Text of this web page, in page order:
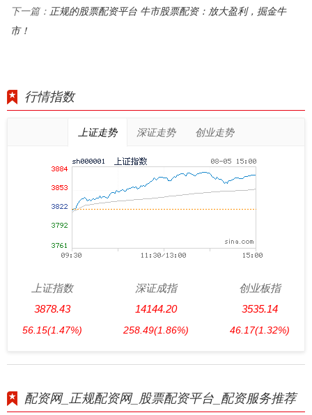
下一篇： 正规的股票配资平台 牛市股票配资：放大盈利，掘金牛
市！
行情指数
上证走势 深证走势 创业走势
上证指数
3878.43
56.15(1.47%)
深证成指
14144.20
258.49(1.86%)
创业板指
3535.14
46.17(1.32%)
配资网_正规配资网_股票配资平台_配资服务推荐